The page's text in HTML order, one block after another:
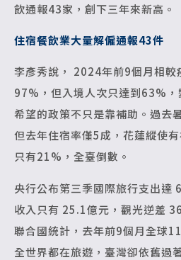
飲通報43家，創下三年來新高。
住宿餐飲業大量解僱通報43件
李彥秀說， 2024年前9個月相較
97%，但入境人次只達到63%
希望的政策不只是靠補助。過去
但去年住宿率僅5成，花蓮縱使
只有21%，全臺倒數。
央行公布第三季國際旅行支出達
收入只有 25.1億元，觀光逆差
聯合國統計，去年前9個月全球
全世界都在旅遊，臺灣卻依舊過